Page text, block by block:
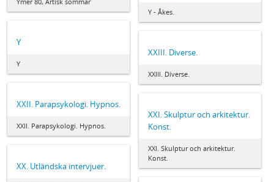
Y - Åkes.
Y
Y
XXIII. Diverse.
XXIII. Diverse.
XXII. Parapsykologi. Hypnos.
XXII. Parapsykologi. Hypnos.
XXI. Skulptur och arkitektur.
Konst.
XXI. Skulptur och arkitektur.
Konst.
XX. Utländska intervjuer.